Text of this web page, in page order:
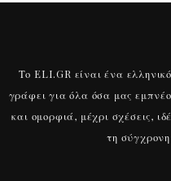
Το ELI.GR είναι ένα
γράφει για όλα όσα μας
και ομορφιά, μέχρι σχέσεις,
τη